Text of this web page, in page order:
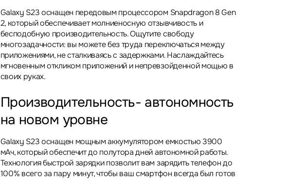
Galaxy S23 оснащен передовым процессором Snapdragon 8 Gen
2, который обеспечивает молниеносную отзывчивость и
бесподобную производительность. Ощутите свободу
многозадачности: вы можете без труда переключаться между
приложениями, не сталкиваясь с задержками. Наслаждайтесь
мгновенным откликом приложений и непревзойденной мощью в
своих руках.
Производительность- автономность
на новом уровне
Galaxy S23 оснащен мощным аккумулятором емкостью 3900
мАч, который обеспечит до полутора дней автономной работы.
Технология быстрой зарядки позволит вам зарядить телефон до
100% всего за пару минут, чтобы ваш смартфон всегда был готов